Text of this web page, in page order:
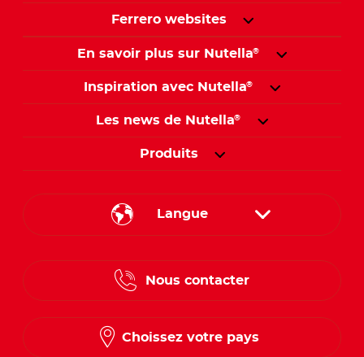
Ferrero websites
En savoir plus sur Nutella®
Inspiration avec Nutella®
Les news de Nutella®
Produits
Langue
Nous contacter
Choissez votre pays